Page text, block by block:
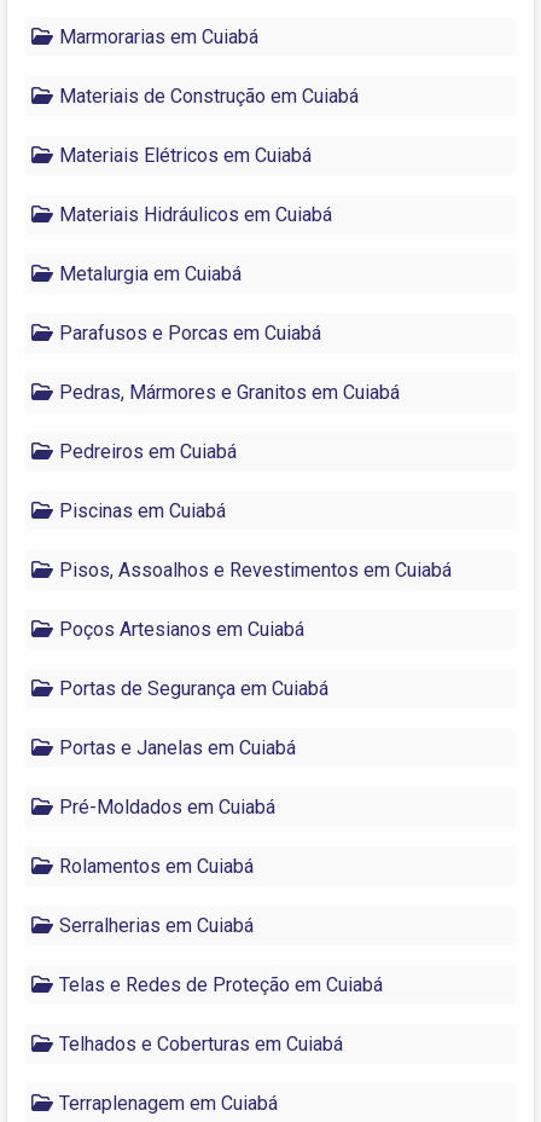
Marmorarias em Cuiabá
Materiais de Construção em Cuiabá
Materiais Elétricos em Cuiabá
Materiais Hidráulicos em Cuiabá
Metalurgia em Cuiabá
Parafusos e Porcas em Cuiabá
Pedras, Mármores e Granitos em Cuiabá
Pedreiros em Cuiabá
Piscinas em Cuiabá
Pisos, Assoalhos e Revestimentos em Cuiabá
Poços Artesianos em Cuiabá
Portas de Segurança em Cuiabá
Portas e Janelas em Cuiabá
Pré-Moldados em Cuiabá
Rolamentos em Cuiabá
Serralherias em Cuiabá
Telas e Redes de Proteção em Cuiabá
Telhados e Coberturas em Cuiabá
Terraplenagem em Cuiabá